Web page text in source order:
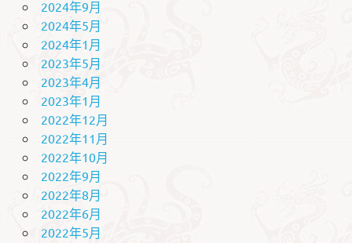
2024年9月
2024年5月
2024年1月
2023年5月
2023年4月
2023年1月
2022年12月
2022年11月
2022年10月
2022年9月
2022年8月
2022年6月
2022年5月